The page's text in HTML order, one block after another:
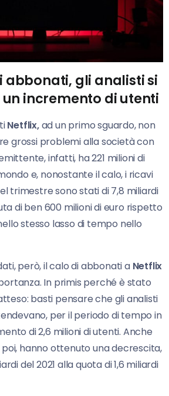
abbonati, gli analisti si
incremento di utenti
Netflix,ad un primo sguardo, non
grossi problemi alla società con
infatti, ha 221 milioni di
e, nonostante il calo, i ricavi
trimestre sono stati di 7,8 miliardi
di ben 600 milioni di euro rispetto
stesso lasso di tempo nello
però, il calo di abbonati a Netflix
In primis perché è stato
basti pensare che gli analisti
per il periodo di tempo in
di 2,6 milioni di utenti. Anche
poi, hanno ottenuto una decrescita,
del 2021 alla quota di 1,6 miliardi